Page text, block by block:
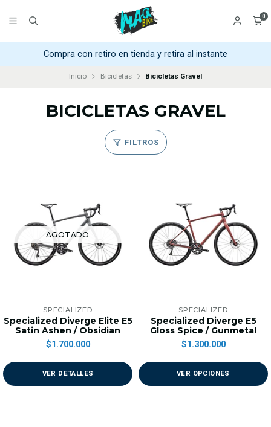
0
Compra con retiro en tienda y retira al instante
Inicio Bicicletas Bicicletas Gravel
BICICLETAS GRAVEL
FILTROS
AGOTADO
SPECIALIZED
Specialized Diverge Elite E5
Satin Ashen / Obsidian
$1.700.000
VER DETALLES
SPECIALIZED
Specialized Diverge E5
Gloss Spice / Gunmetal
$1.300.000
VER OPCIONES